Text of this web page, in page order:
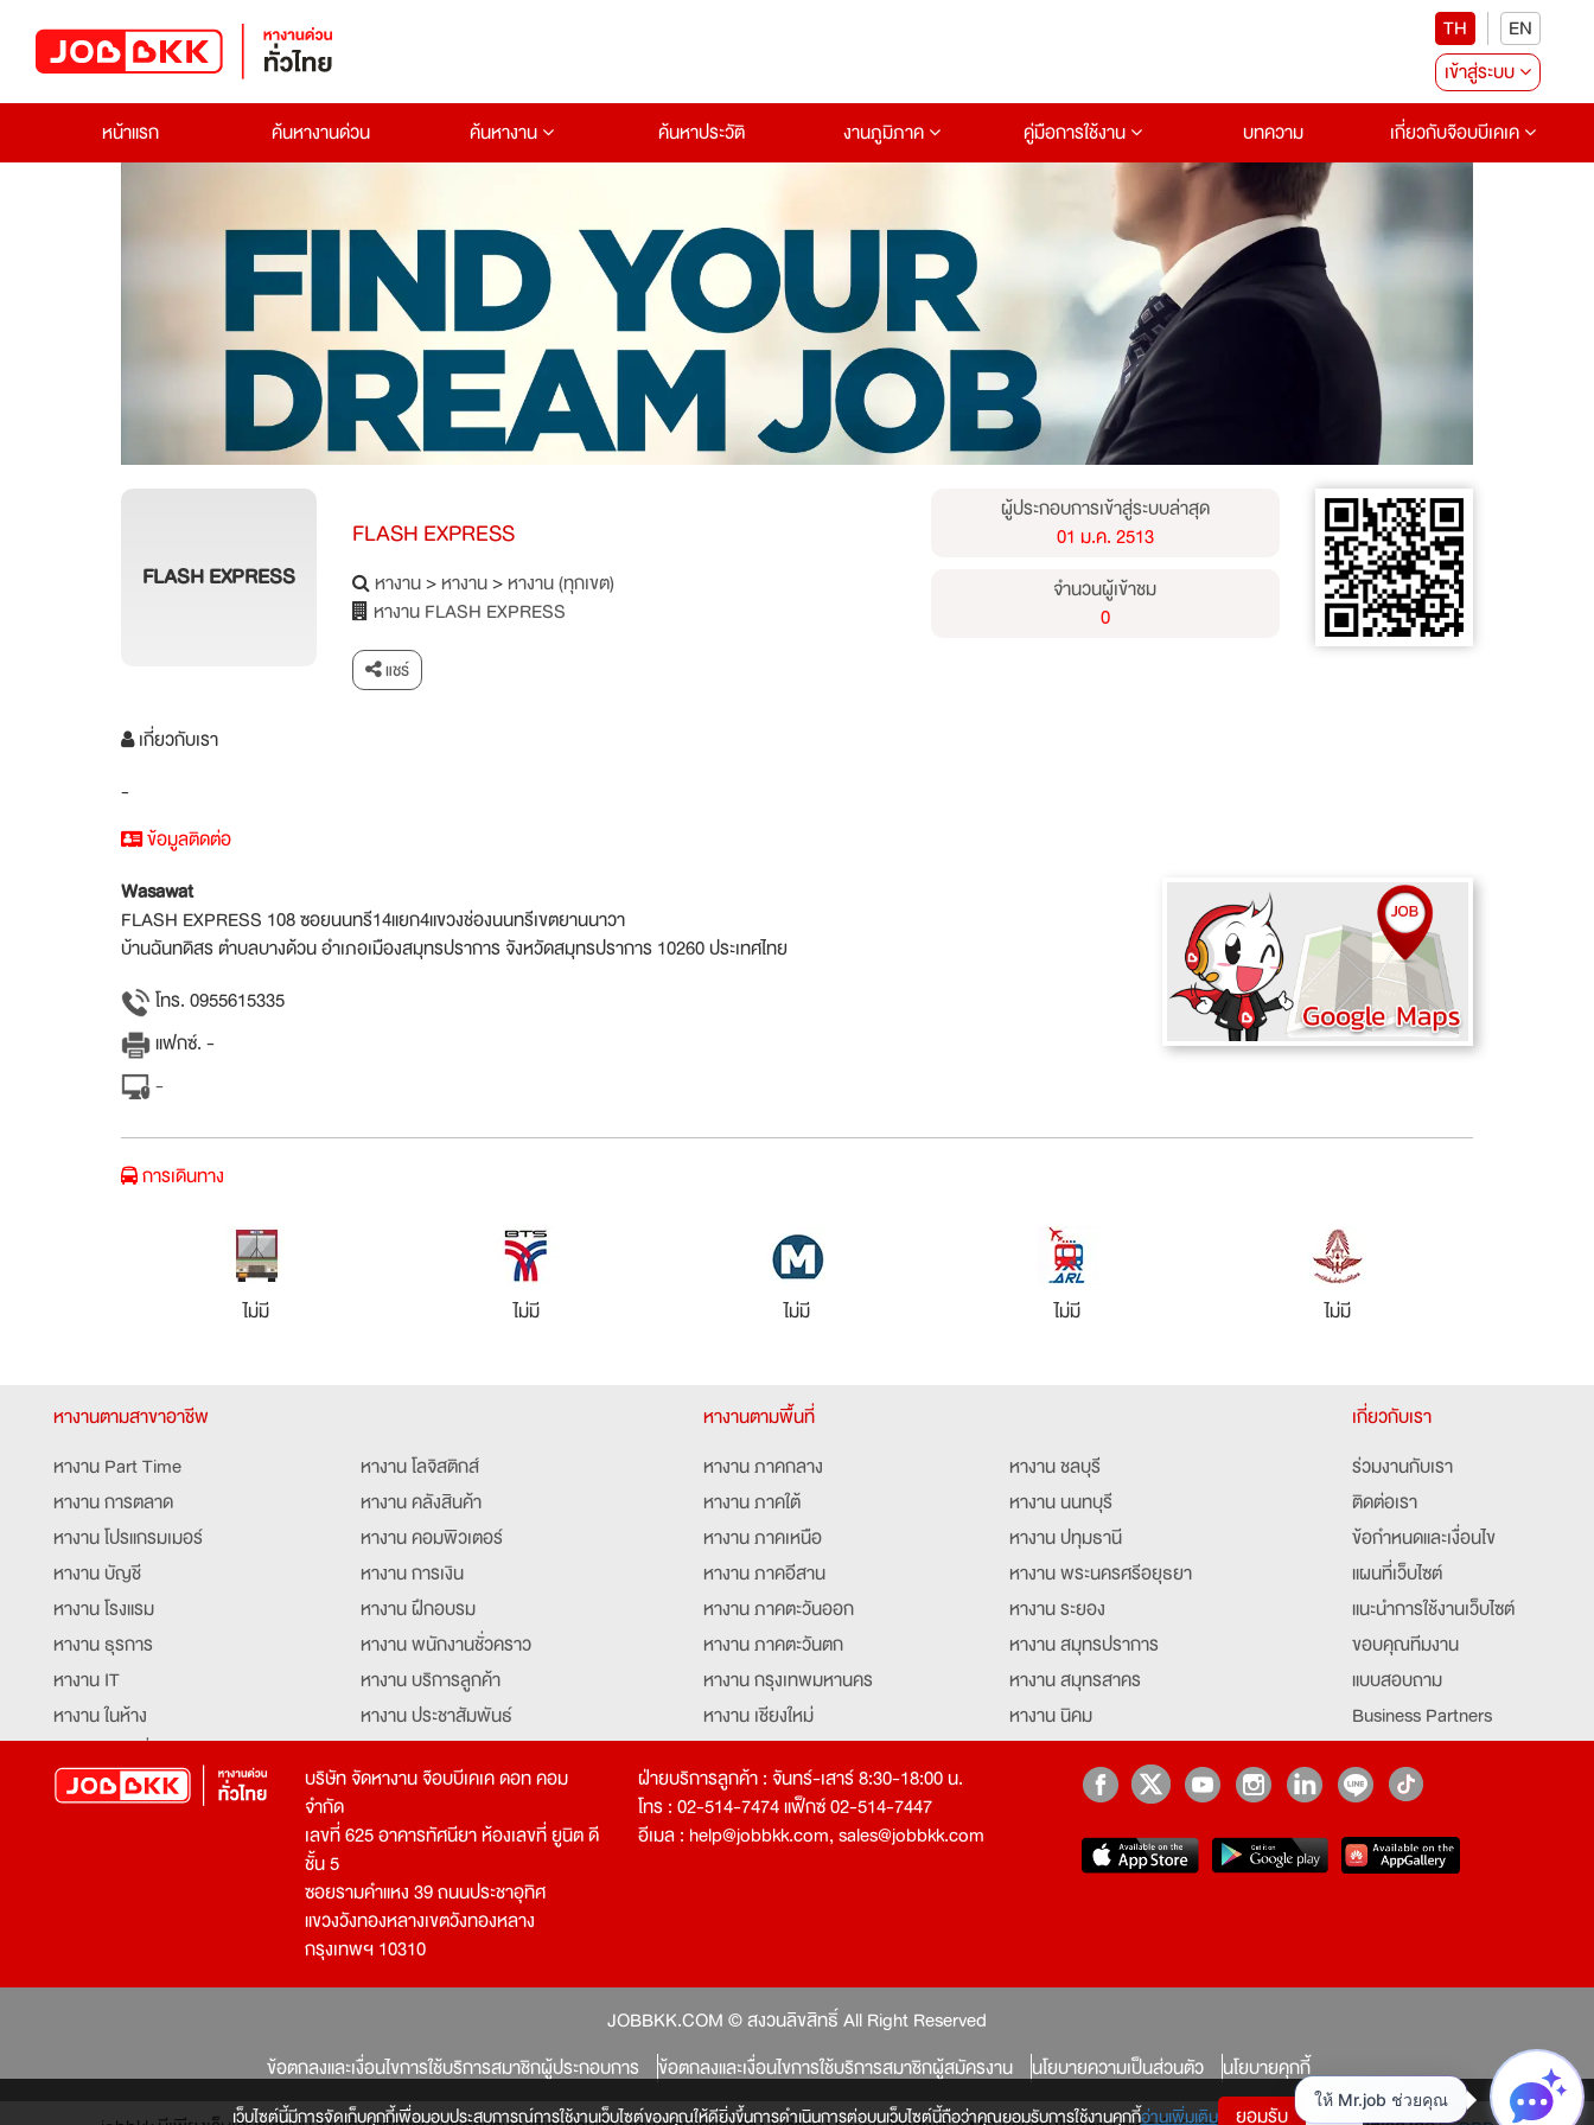
TH
EN
เข้าสู่ระบบ
หน้าแรก
ค้นหางานด่วน ค้นหางาน ค้นหาประวัติ งานภูมิภาค คู่มือการใช้งาน บทความ เกี่ยวกับจ๊อบบีเคเค
เว็บไซต์นี้มีการจัดเก็บคุกกี้เพื่อมอบประสบการณ์การใช้งานเว็บไซต์ของคุณให้ดียิ่งขึ้นการดำเนินการต่อบนเว็บไซต์นี้ถือว่าคุณยอมรับการใช้งานคุกกี้อ่านเพิ่มเติม ยอมรับ ปิด
FLASH EXPRESS
FLASH EXPRESS
หางาน>หางาน>หางาน (ทุกเขต)
หางาน FLASH EXPRESS
แชร์
ผู้ประกอบการเข้าสู่ระบบล่าสุด
01 ม.ค. 2513
จำนวนผู้เข้าชม
0
เกี่ยวกับเรา
-
ข้อมูลติดต่อ
Wasawat
FLASH EXPRESS 108 ซอยนนทรี14แยก4แขวงช่องนนทรีเขตยานนาวา
บ้านฉันทดิสร ตำบลบางด้วน อำเภอเมืองสมุทรปราการ จังหวัดสมุทรปราการ 10260 ประเทศไทย
โทร. 0955615335
แฟกซ์. -
-
การเดินทาง
ไม่มี ไม่มี ไม่มี ไม่มี ไม่มี
หางานตามสาขาอาชีพ
หางาน Part Time
หางาน การตลาด
หางาน โปรแกรมเมอร์
หางาน บัญชี
หางาน โรงแรม
หางาน ธุรการ
หางาน IT
หางาน ในห้าง
หางาน ท่องเที่ยว
หางาน จัดซื้อ
หางาน เจ้าหน้าที่รักษาความปลอดภัย
โปรแกรมเมอร์
หางาน โลจิสติกส์
หางาน คลังสินค้า
หางาน คอมพิวเตอร์
หางาน การเงิน
หางาน ฝึกอบรม
หางาน พนักงานชั่วคราว
หางาน บริการลูกค้า
หางาน ประชาสัมพันธ์
หางาน รับโทรศัพท์
หางาน ประสานงาน
หางาน จองตั๋ว
หางาน กุ๊ก
หางาน นักศึกษาฝึกงาน
หางาน Mobile Application
Developer
บริการสรรหาพนักงาน
บริษัทจัดหางาน
หางานตามพื้นที่
หางาน ภาคกลาง
หางาน ภาคใต้
หางาน ภาคเหนือ
หางาน ภาคอีสาน
หางาน ภาคตะวันออก
หางาน ภาคตะวันตก
หางาน กรุงเทพมหานคร
หางาน เชียงใหม่
หางาน ฉะเชิงเทรา
หางาน ชลบุรี
หางาน นนทบุรี
หางาน ปทุมธานี
หางาน พระนครศรีอยุธยา
หางาน ระยอง
หางาน สมุทรปราการ
หางาน สมุทรสาคร
หางาน นิคม
หางานอยุธยา
เกี่ยวกับเรา
ร่วมงานกับเรา
ติดต่อเรา
ข้อกำหนดและเงื่อนไข
แผนที่เว็บไซต์
แนะนำการใช้งานเว็บไซต์
ขอบคุณทีมงาน
แบบสอบถาม
Business Partners
Partner มหาวิทยาลัย
Job Index
job
บริษัท จัดหางาน จ๊อบบีเคเค ดอท คอม
จำกัด
เลขที่ 625 อาคารทัศนียา ห้องเลขที่ ยูนิต ดี
ชั้น 5
ซอยรามคำแหง 39 ถนนประชาอุทิศ
แขวงวังทองหลางเขตวังทองหลาง
กรุงเทพฯ 10310
ฝ่ายบริการลูกค้า : จันทร์-เสาร์ 8:30-18:00 น.
โทร : 02-514-7474 แฟ็กซ์ 02-514-7447
อีเมล : help@jobbkk.com,sales@jobbkk.com
JOBBKK.COM © สงวนลิขสิทธิ์ All Right Reserved
ข้อตกลงและเงื่อนไขการใช้บริการสมาชิกผู้ประกอบการ
ข้อตกลงและเงื่อนไขการใช้บริการสมาชิกผู้สมัครงาน นโยบายความเป็นส่วนตัว
นโยบายคุกกี้